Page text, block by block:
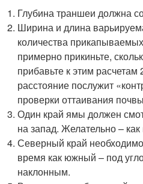
Глубина траншеи должна
Ширина и длина
количества
примерно прикиньте,
прибавьте к этим
расстояние послужит
проверки оттаивания
Один край ямы должен
на запад. Желательно –
Северный край
время как южный – под
наклонным.